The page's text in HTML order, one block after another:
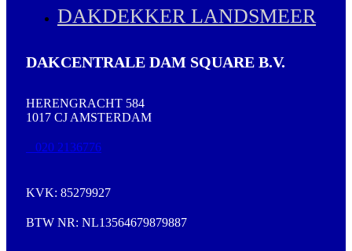
DAKDEKKER LANDSMEER
DAKCENTRALE DAM SQUARE B.V.
HERENGRACHT 584
1017 CJ AMSTERDAM
020 2136776
KVK: 85279927
BTW NR: NL13564679879887